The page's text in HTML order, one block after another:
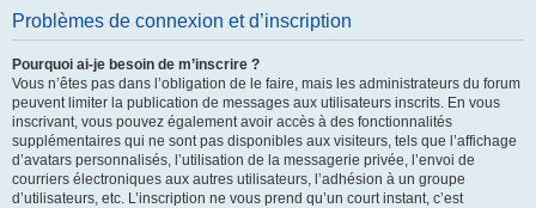
Problèmes de connexion et d’inscription
Pourquoi ai-je besoin de m’inscrire ?
Vous n’êtes pas dans l’obligation de le faire, mais les administrateurs du forum
peuvent limiter la publication de messages aux utilisateurs inscrits. En vous
inscrivant, vous pouvez également avoir accès à des fonctionnalités
supplémentaires qui ne sont pas disponibles aux visiteurs, tels que l’affichage
d’avatars personnalisés, l’utilisation de la messagerie privée, l’envoi de
courriers électroniques aux autres utilisateurs, l’adhésion à un groupe
d’utilisateurs, etc. L’inscription ne vous prend qu’un court instant, c’est